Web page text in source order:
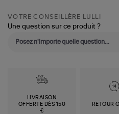
VOTRE CONSEILLÈRE LULLI
Une question sur ce produit ?
LIVRAISON
OFFERTE DÈS 150
€
RETOUR